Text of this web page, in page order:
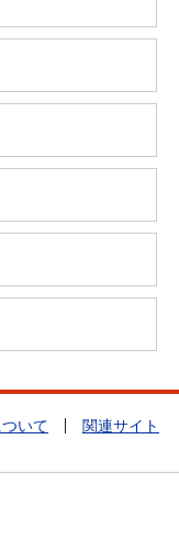
いて 関連サイト